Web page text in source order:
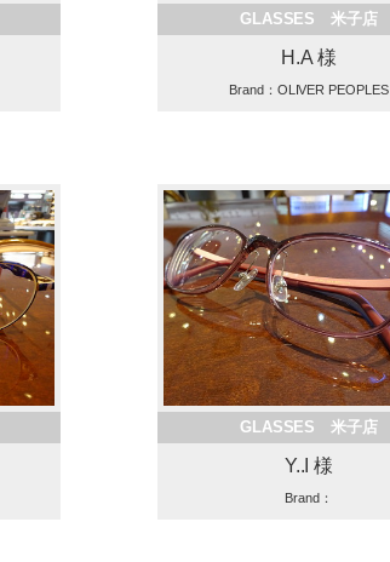
GLASSES 米子店
H.A 様
Brand：OLIVER PEOPLES
GLASSES 米子店
Y..I 様
Brand：